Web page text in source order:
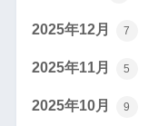
2025年12月 7
2025年11月 5
2025年10月 9